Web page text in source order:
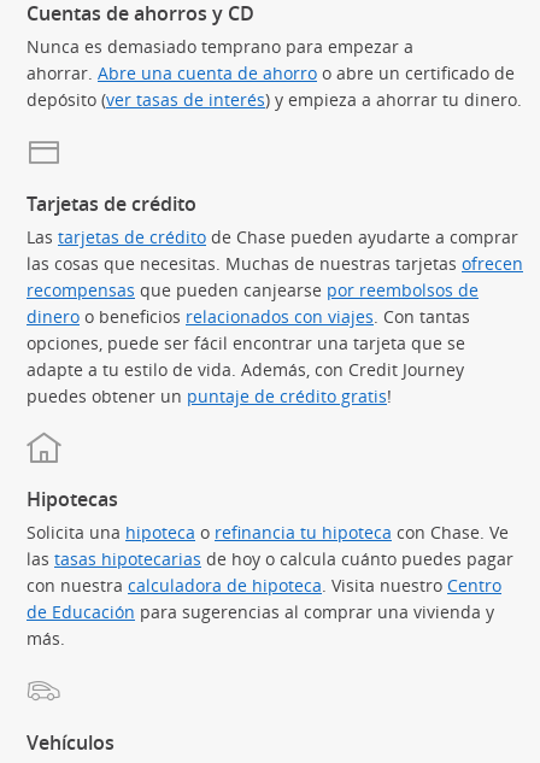
Cuentas de ahorros y CD
Nunca es demasiado temprano para empezar a
ahorrar. Abre una cuenta de ahorro o abre un certificado de
depósito (ver tasas de interés) y empieza a ahorrar tu dinero.
Tarjetas de crédito
Las tarjetas de crédito (Se abre en superposición)
de Chase pueden ayudarte a comprar
las cosas que necesitas. Muchas de nuestras tarjetas ofrecen
recompensas (Se abre en superposición)
que pueden canjearse por reembolsos de
dinero (Se abre en superposición)
o beneficios relacionados con viajes (Se abre en
. Con tantas
opciones, puede ser fácil encontrar una tarjeta que se
adapte a tu estilo de vida. Además, con Credit Journey
puedes obtener un puntaje de crédito gratis(Se abre en
!
Hipotecas
Solicita una hipoteca o refinancia tu hipoteca con Chase. Ve
las tasas hipotecarias (Se abre en superposición)
de hoy o calcula cuánto puedes pagar
con nuestra calculadora de hipoteca(Se abre en superposición)
. Visita nuestro Centro
de Educación (Se abre en superposición)
para sugerencias al comprar una vivienda y
más.
Vehículos